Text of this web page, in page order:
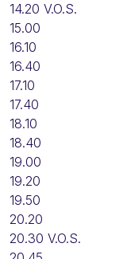
14.20 V.O.S.
15.00
16.10
16.40
17.10
17.40
18.10
18.40
19.00
19.20
19.50
20.20
20.30 V.O.S.